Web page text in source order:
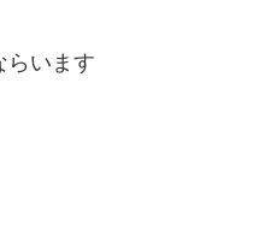
らいます